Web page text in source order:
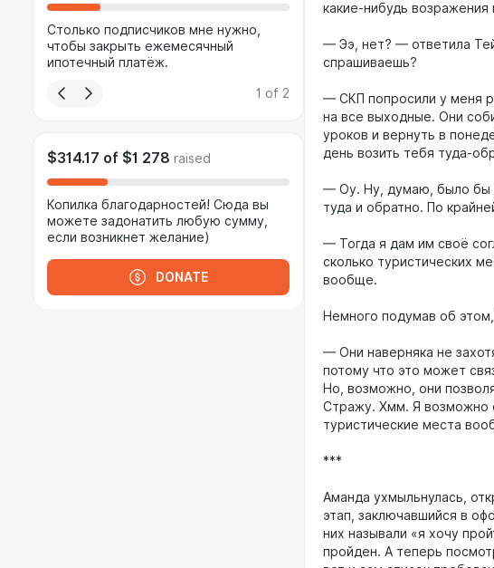
Столько подписчиков мне нужно,
чтобы закрыть ежемесячный
ипотечный платёж.
1 of 2
$314.17 of $1 278 raised
Копилка благодарностей! Сюда вы
можете задонатить любую сумму,
если возникнет желание)
DONATE
какие-нибудь
— Ээ, нет? — ответила
спрашиваешь?
— СКП попросили у меня
на все выходные. Они
уроков и вернуть в
день возить тебя туда-
— Оу. Ну, думаю, было бы
туда и обратно. По
— Тогда я дам им своё
сколько туристических
вообще.
Немного подумав об
— Они наверняка не
потому что это может
Но, возможно, они
Стражу. Хмм. Я возможно
туристические места
***
Аманда ухмыльнулась,
этап, заключавшийся в
них называли «я хочу
пройден. А теперь